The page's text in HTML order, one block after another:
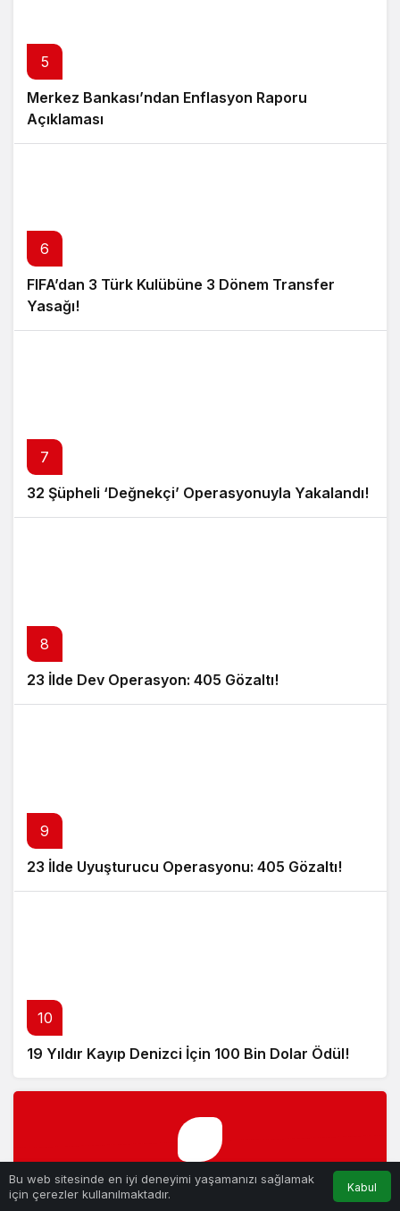
5
Merkez Bankası’ndan Enflasyon Raporu
Açıklaması
6
FIFA’dan 3 Türk Kulübüne 3 Dönem Transfer
Yasağı!
7
32 Şüpheli ‘Değnekçi’ Operasyonuyla Yakalandı!
8
23 İlde Dev Operasyon: 405 Gözaltı!
9
23 İlde Uyuşturucu Operasyonu: 405 Gözaltı!
10
19 Yıldır Kayıp Denizci İçin 100 Bin Dolar Ödül!
Bu web sitesinde en iyi deneyimi yaşamanızı sağlamak
için çerezler kullanılmaktadır.
Kabul